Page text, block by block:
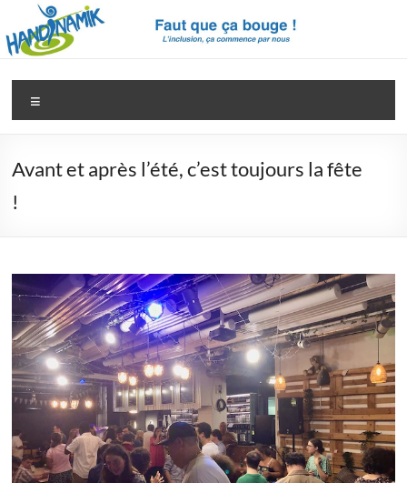
contenu
Handinamik
Pour
une
société
inclusive
Avant et après l’été, c’est toujours la fête
!